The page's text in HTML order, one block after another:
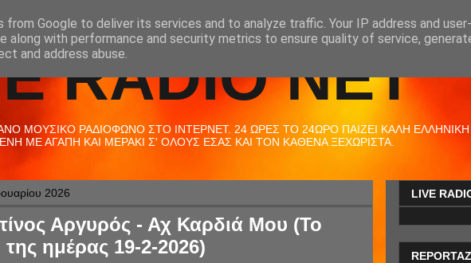
RADIO NET
ΜΟΥΣΙΚΟ ΡΑΔΙΟΦΩΝΟ ΣΤΟ ΙΝΤΕΡΝΕΤ. 24 ΩΡΕΣ ΤΟ 24ΩΡΟ ΠΑΙΖΕΙ ΚΑΛΗ ΕΛΛΗΝΙΚΗ
ΜΕ ΑΓΑΠΗ ΚΑΙ ΜΕΡΑΚΙ Σ' ΟΛΟΥΣ ΕΣΑΣ ΚΑΙ ΤΟΝ ΚΑΘΕΝΑ ΞΕΧΩΡΙΣΤΑ.
2026
Αργυρός - Αχ Καρδιά Μου (Το
της ημέρας 19-2-2026)
LIVE
from Google to deliver its services and to analyze traffic. Your IP address and
along with performance and security metrics to ensure quality of service,
and address abuse.